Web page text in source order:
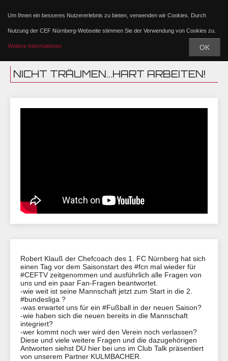
Um Ihnen ein besseres Nutzererlebnis zu bieten, verwenden wir Cookies. Durch
Nutzung der CEF Nürnberg-Webseite stimmen Sie der Verwendung von Cookies zu.
Weitere Informationen OK
NICHT TRÄUMEN...HART ARBEITEN!
Robert Klauß der Chefcoach des 1. FC Nürnberg hat sich
einen Tag vor dem Saisonstart des #fcn mal wieder für
#CEFTV zeitgenommen und ausführlich alle Fragen von
uns und ein paar Fan-Fragen beantwortet.
-wie weit ist seine Mannschaft jetzt zum Start in die 2.
#bundesliga ?
-was erwartet uns für ein #Fußball in der neuen Saison?
-wie haben sich die neuen bereits in die Mannschaft
integriert?
-wer kommt noch wer wird den Verein noch verlassen?
Diese und viele weitere Fragen und die dazugehörigen
Antworten siehst DU hier bei uns im Club Talk präsentiert
von unserem Partner KULMBACHER.